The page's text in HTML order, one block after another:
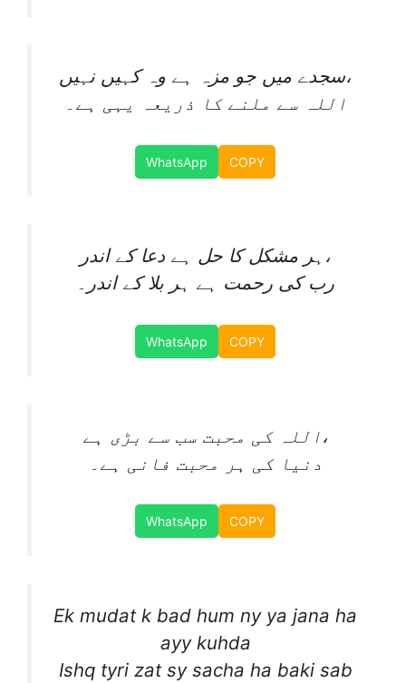
سجدے میں جو مزہ ہے وہ کہیں نہیں،
اللہ سے ملنے کا ذریعہ یہی ہے۔
WhatsApp COPY
ہر مشکل کا حل ہے دعا کے اندر،
رب کی رحمت ہے ہر بلا کے اندر۔
WhatsApp COPY
اللہ کی محبت سب سے بڑی ہے،
دنیا کی ہر محبت فانی ہے۔
WhatsApp COPY
Ek mudat k bad hum ny ya jana ha
ayy kuhda
Ishq tyri zat sy sacha ha baki sab